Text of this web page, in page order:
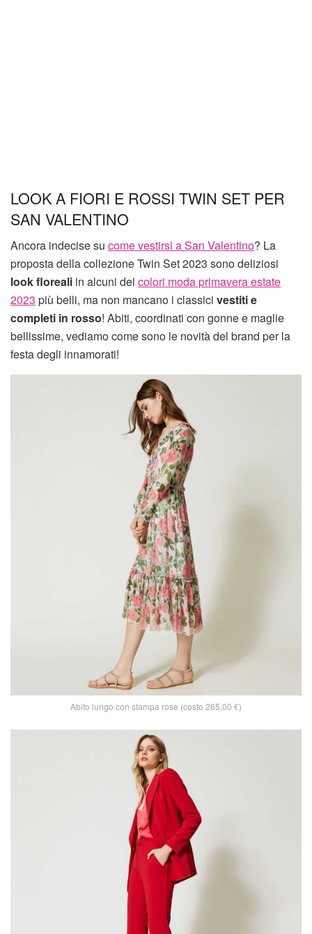
LOOK A FIORI E ROSSI TWIN SET PER
SAN VALENTINO
Ancora indecise su come vestirsi a San Valentino? La
proposta della collezione Twin Set 2023 sono deliziosi
look floreali in alcuni dei colori moda primavera estate
2023 più belli, ma non mancano i classici vestiti e
completi in rosso! Abiti, coordinati con gonne e maglie
bellissime, vediamo come sono le novità del brand per la
festa degli innamorati!
Abito lungo con stampa rose (costo 265,00 €)